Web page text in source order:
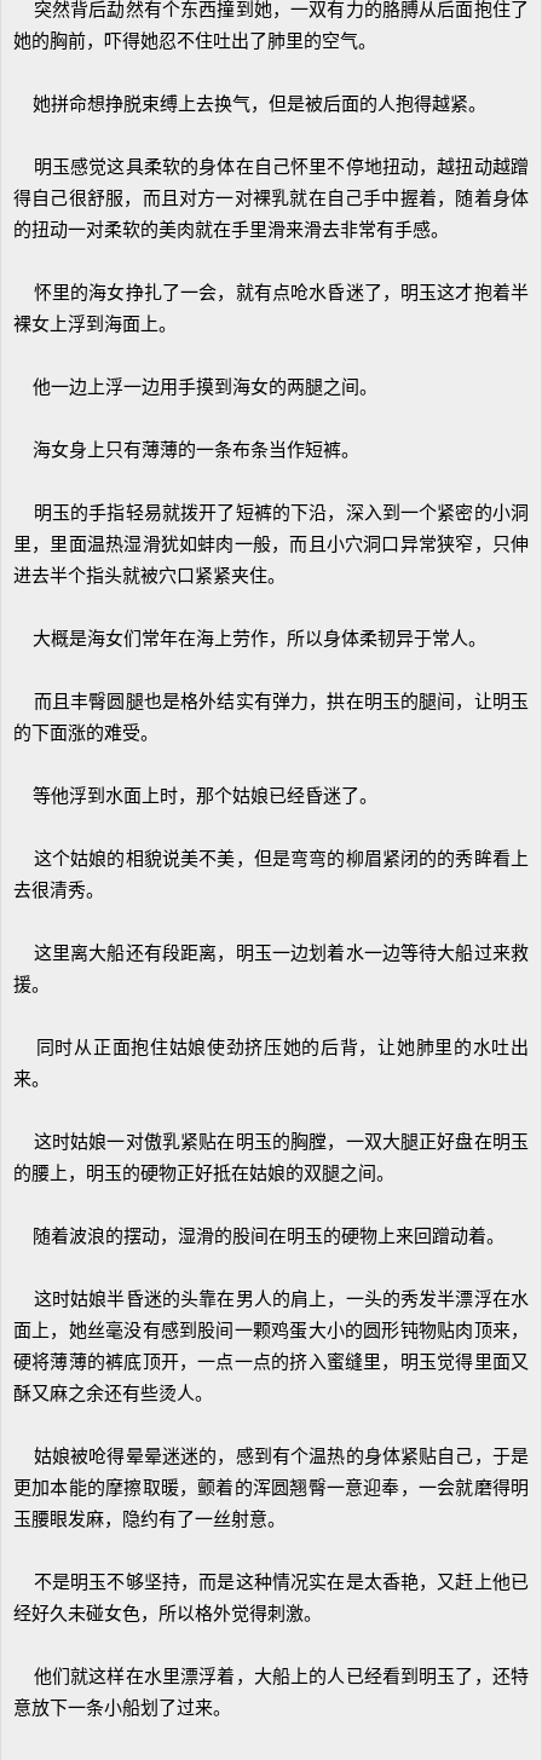
突然背后勐然有个东西撞到她，一双有力的胳膊从后面抱住了
她的胸前，吓得她忍不住吐出了肺里的空气。
她拼命想挣脱束缚上去换气，但是被后面的人抱得越紧。
明玉感觉这具柔软的身体在自己怀里不停地扭动，越扭动越蹭
得自己很舒服，而且对方一对裸乳就在自己手中握着，随着身体
的扭动一对柔软的美肉就在手里滑来滑去非常有手感。
怀里的海女挣扎了一会，就有点呛水昏迷了，明玉这才抱着半
裸女上浮到海面上。
他一边上浮一边用手摸到海女的两腿之间。
海女身上只有薄薄的一条布条当作短裤。
明玉的手指轻易就拨开了短裤的下沿，深入到一个紧密的小洞
里，里面温热湿滑犹如蚌肉一般，而且小穴洞口异常狭窄，只伸
进去半个指头就被穴口紧紧夹住。
大概是海女们常年在海上劳作，所以身体柔韧异于常人。
而且丰臀圆腿也是格外结实有弹力，拱在明玉的腿间，让明玉
的下面涨的难受。
等他浮到水面上时，那个姑娘已经昏迷了。
这个姑娘的相貌说美不美，但是弯弯的柳眉紧闭的的秀眸看上
去很清秀。
这里离大船还有段距离，明玉一边划着水一边等待大船过来救
援。
同时从正面抱住姑娘使劲挤压她的后背，让她肺里的水吐出
来。
这时姑娘一对傲乳紧贴在明玉的胸膛，一双大腿正好盘在明玉
的腰上，明玉的硬物正好抵在姑娘的双腿之间。
随着波浪的摆动，湿滑的股间在明玉的硬物上来回蹭动着。
这时姑娘半昏迷的头靠在男人的肩上，一头的秀发半漂浮在水
面上，她丝毫没有感到股间一颗鸡蛋大小的圆形钝物贴肉顶来，
硬将薄薄的裤底顶开，一点一点的挤入蜜缝里，明玉觉得里面又
酥又麻之余还有些烫人。
姑娘被呛得晕晕迷迷的，感到有个温热的身体紧贴自己，于是
更加本能的摩擦取暖，颤着的浑圆翘臀一意迎奉，一会就磨得明
玉腰眼发麻，隐约有了一丝射意。
不是明玉不够坚持，而是这种情况实在是太香艳，又赶上他已
经好久未碰女色，所以格外觉得刺激。
他们就这样在水里漂浮着，大船上的人已经看到明玉了，还特
意放下一条小船划了过来。